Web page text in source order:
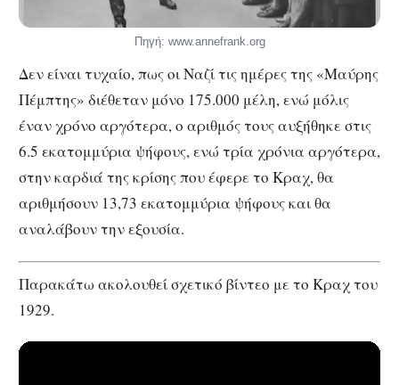
Πηγή: www.annefrank.org
Δεν είναι τυχαίο, πως οι Ναζί τις ημέρες της «Μαύρης
Πέμπτης» διέθεταν μόνο 175.000 μέλη, ενώ μόλις
έναν χρόνο αργότερα, ο αριθμός τους αυξήθηκε στις
6.5 εκατομμύρια ψήφους, ενώ τρία χρόνια αργότερα,
στην καρδιά της κρίσης που έφερε το Κραχ, θα
αριθμήσουν 13,73 εκατομμύρια ψήφους και θα
αναλάβουν την εξουσία.
Παρακάτω ακολουθεί σχετικό βίντεο με το Κραχ του
1929.